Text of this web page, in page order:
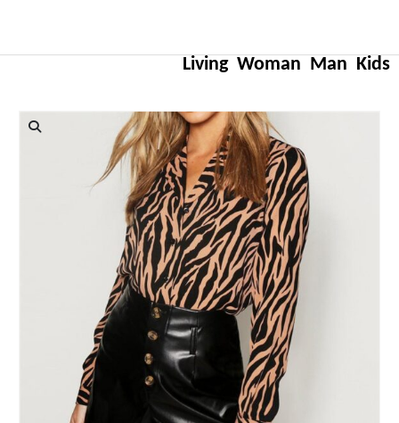
Kids
Man
Woman
Living